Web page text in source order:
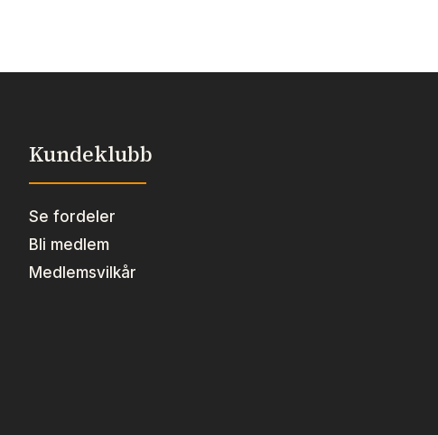
Kundeklubb
Se fordeler
Bli medlem
Medlemsvilkår